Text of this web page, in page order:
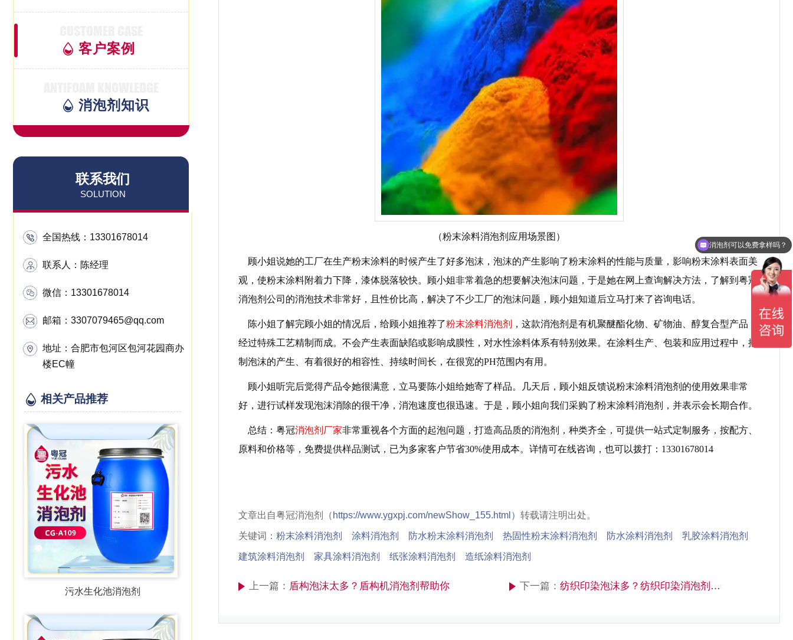
客户案例
消泡剂知识
联系我们
SOLUTION
全国热线： 13301678014
联系人：陈经理
微信：13301678014
邮箱：3307079465@qq.com
地址：合肥市包河区包河花园商办
楼EC幢
相关产品推荐
污水生化池消泡剂
（粉末涂料消泡剂应用场景图）
顾小姐说她的工厂在生产粉末涂料的时候产生了好多泡沫，泡沫的产生影响了粉末涂料的性能与质量，影响粉末涂料表面美
观，使粉末涂料附着力下降，漆体脱落较快。顾小姐非常着急的想要解决泡沫问题，于是她在网上查询解决方法，了解到粤冠
消泡剂公司的消泡技术非常好，且性价比高，解决了不少工厂的泡沫问题，顾小姐知道后立马打来了咨询电话。
陈小姐了解完顾小姐的情况后，给顾小姐推荐了粉末涂料消泡剂
，这款消泡剂是有机聚醚酯化物、矿物油、醇复合型产品，
经过特殊工艺精制而成。不会产生表面缺陷或影响成膜性，对水性涂料体系有特别效果。在涂料生产、包装和应用过程中，控
制泡沫的产生、有着很好的相容性、持续时间长，在很宽的PH范围内有用。
顾小姐听完后觉得产品令她很满意，立马要陈小姐给她寄了样品。几天后，顾小姐反馈说粉末涂料消泡剂的使用效果非常
好，进行试样发现泡沫消除的很干净，消泡速度也很迅速。于是，顾小姐向我们采购了粉末涂料消泡剂，并表示会长期合作。
总结：粤冠消泡剂厂家非常重视各个方面的起泡问题，打造高品质的消泡剂，种类齐全，可提供一站式定制服务，按配方、
原料和价格等，免费提供样品测试，已为多家客户节省30%使用成本。详情可在线咨询，也可以拨打：13301678014
文章出自粤冠消泡剂 （ https://www.ygxpj.com/newShow_155.html） 转载请注明出处。
关键词： 粉末涂料消泡剂 涂料消泡剂 防水粉末涂料消泡剂 热固性粉末涂料消泡剂 防水涂料消泡剂 乳胶涂料消泡剂
建筑涂料消泡剂 家具涂料消泡剂 纸张涂料消泡剂 造纸涂料消泡剂
上一篇： 盾构泡沫太多？盾构机消泡剂帮助你 下一篇： 纺织印染泡沫多？纺织印染消泡剂作用
消泡剂有哪些种类？